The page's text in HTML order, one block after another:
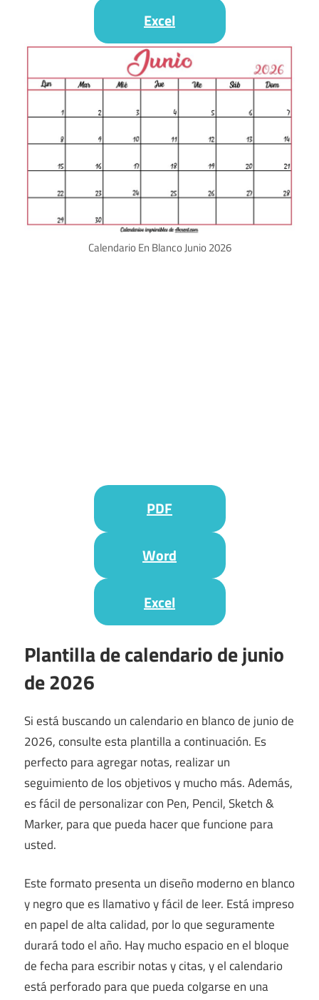
Excel
Calendario En Blanco Junio 2026
PDF
Word
Excel
Plantilla de calendario de junio
de 2026
Si está buscando un calendario en blanco de junio de
2026, consulte esta plantilla a continuación. Es
perfecto para agregar notas, realizar un
seguimiento de los objetivos y mucho más. Además,
es fácil de personalizar con Pen, Pencil, Sketch &
Marker, para que pueda hacer que funcione para
usted.
Este formato presenta un diseño moderno en blanco
y negro que es llamativo y fácil de leer. Está impreso
en papel de alta calidad, por lo que seguramente
durará todo el año. Hay mucho espacio en el bloque
de fecha para escribir notas y citas, y el calendario
está perforado para que pueda colgarse en una